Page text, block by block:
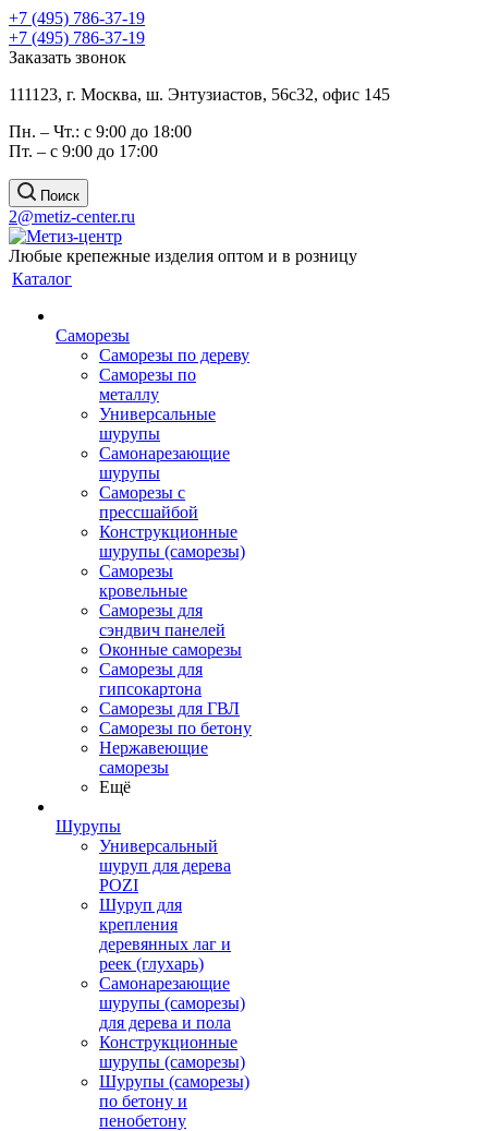
+7 (495) 786-37-19
+7 (495) 786-37-19
Заказать звонок
111123, г. Москва, ш. Энтузиастов, 56с32, офис 145
Пн. – Чт.: с 9:00 до 18:00
Пт. – с 9:00 до 17:00
Поиск
2@metiz-center.ru
Любые крепежные изделия оптом и в розницу
Каталог
Саморезы
Саморезы по дереву
Саморезы по
металлу
Универсальные
шурупы
Самонарезающие
шурупы
Саморезы с
прессшайбой
Конструкционные
шурупы (саморезы)
Саморезы
кровельные
Саморезы для
сэндвич панелей
Оконные саморезы
Саморезы для
гипсокартона
Саморезы для ГВЛ
Саморезы по бетону
Нержавеющие
саморезы
Ещё
Шурупы
Универсальный
шуруп для дерева
POZI
Шуруп для
крепления
деревянных лаг и
реек (глухарь)
Самонарезающие
шурупы (саморезы)
для дерева и пола
Конструкционные
шурупы (саморезы)
Шурупы (саморезы)
по бетону и
пенобетону